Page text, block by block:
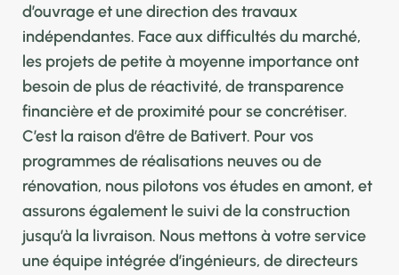
d’ouvrage et une direction des travaux
indépendantes. Face aux difficultés du marché,
les projets de petite à moyenne importance ont
besoin de plus de réactivité, de transparence
financière et de proximité pour se concrétiser.
C’est la raison d’être de Bativert. Pour vos
programmes de réalisations neuves ou de
rénovation, nous pilotons vos études en amont, et
assurons également le suivi de la construction
jusqu’à la livraison. Nous mettons à votre service
une équipe intégrée d’ingénieurs, de directeurs